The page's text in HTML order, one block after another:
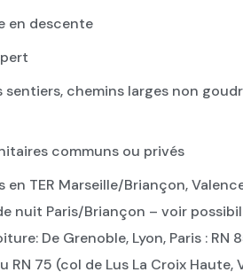
en descente
chemins larges non
communs ou privés
en TER Marseille/Briançon,
nuit Paris/Briançon – voir
De Grenoble, Lyon, Paris : RN
RN 75 (col de Lus La Croix Haute,